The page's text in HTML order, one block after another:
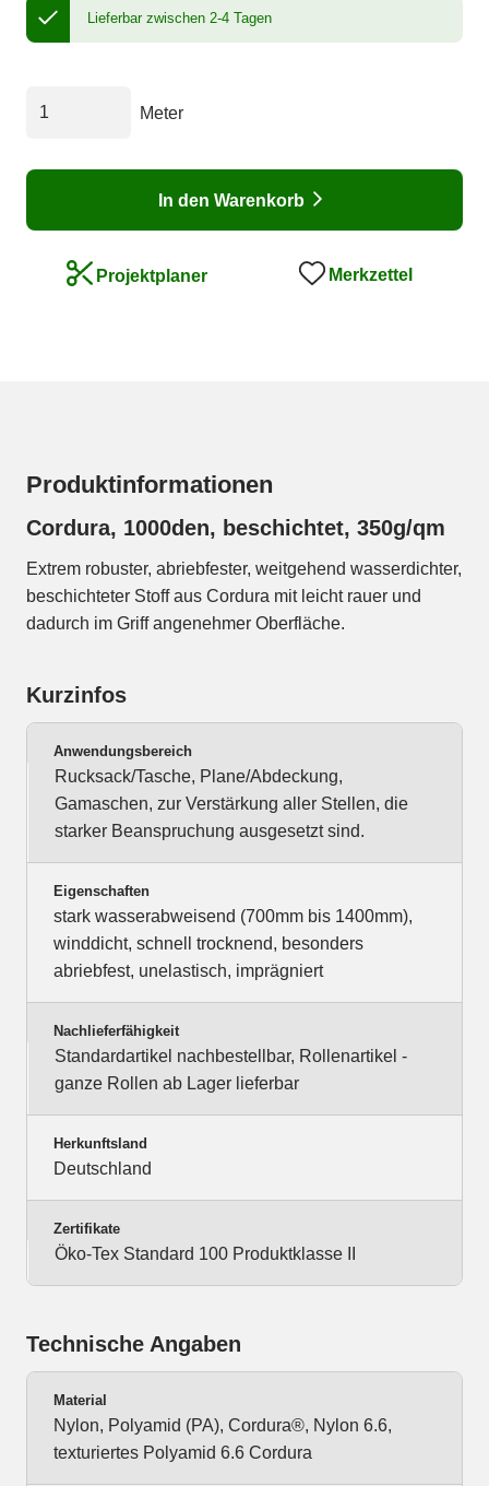
Lieferbar zwischen 2-4 Tagen
Meter
In den Warenkorb
Projektplaner Merkzettel
Produktinformationen
Cordura, 1000den, beschichtet, 350g/qm
Extrem robuster, abriebfester, weitgehend wasserdichter,
beschichteter Stoff aus Cordura mit leicht rauer und
dadurch im Griff angenehmer Oberfläche.
Kurzinfos
Anwendungsbereich
Rucksack/Tasche, Plane/Abdeckung,
Gamaschen, zur Verstärkung aller Stellen, die
starker Beanspruchung ausgesetzt sind.
Eigenschaften
stark wasserabweisend (700mm bis 1400mm),
winddicht, schnell trocknend, besonders
abriebfest, unelastisch, imprägniert
Nachlieferfähigkeit
Standardartikel nachbestellbar, Rollenartikel -
ganze Rollen ab Lager lieferbar
Herkunftsland
Deutschland
Zertifikate
Öko-Tex Standard 100 Produktklasse II
Technische Angaben
Material
Nylon, Polyamid (PA), Cordura®, Nylon 6.6,
texturiertes Polyamid 6.6 Cordura